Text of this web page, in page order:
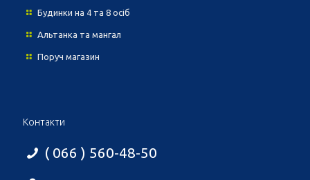
Будинки на 4 та 8 осіб
Альтанка та мангал
Поруч магазин
Контакти
( 066 ) 560-48-50